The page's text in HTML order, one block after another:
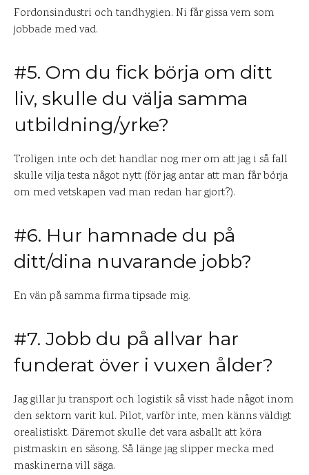
Fordonsindustri och tandhygien. Ni får gissa vem som
jobbade med vad.
#5. Om du fick börja om ditt
liv, skulle du välja samma
utbildning/yrke?
Troligen inte och det handlar nog mer om att jag i så fall
skulle vilja testa något nytt (för jag antar att man får börja
om med vetskapen vad man redan har gjort?).
#6. Hur hamnade du på
ditt/dina nuvarande jobb?
En vän på samma firma tipsade mig.
#7. Jobb du på allvar har
funderat över i vuxen ålder?
Jag gillar ju transport och logistik så visst hade något inom
den sektorn varit kul. Pilot, varför inte, men känns väldigt
orealistiskt. Däremot skulle det vara asballt att köra
pistmaskin en säsong. Så länge jag slipper mecka med
maskinerna vill säga.